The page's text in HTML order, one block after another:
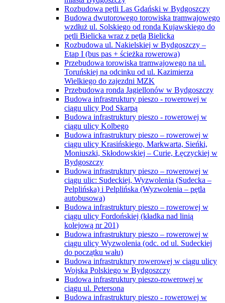
Rozbudowa pętli Las Gdański w Bydgoszczy
Budowa dwutorowego torowiska tramwajowego
wzdłuż ul. Solskiego od ronda Kujawskiego do
pętli Bielicka wraz z pętlą Bielicka
Rozbudowa ul. Nakielskiej w Bydgoszczy –
Etap I (bus pas + ścieżka rowerowa)
Przebudowa torowiska tramwajowego na ul.
Toruńskiej na odcinku od ul. Kazimierza
Wielkiego do zajezdni MZK
Przebudowa ronda Jagiellonów w Bydgoszczy
Budowa infrastruktury pieszo - rowerowej w
ciągu ulicy Pod Skarpą
Budowa infrastruktury pieszo - rowerowej w
ciągu ulicy Kolbego
Budowa infrastruktury pieszo – rowerowej w
ciągu ulicy Krasińskiego, Markwarta, Sieńki,
Moniuszki, Skłodowskiej – Curie, Łęczyckiej w
Bydgoszczy
Budowa infrastruktury pieszo – rowerowej w
ciągu ulic: Sudeckiej, Wyzwolenia (Sudecka –
Pelplińska) i Pelplińska (Wyzwolenia – pętla
autobusowa)
Budowa infrastruktury pieszo – rowerowej w
ciągu ulicy Fordońskiej (kładka nad linią
kolejową nr 201)
Budowa infrastruktury pieszo – rowerowej w
ciągu ulicy Wyzwolenia (odc. od ul. Sudeckiej
do początku wału)
Budowa infrastruktury rowerowej w ciągu ulicy
Wojska Polskiego w Bydgoszczy
Budowa infrastruktury pieszo-rowerowej w
ciągu ul. Petersona
Budowa infrastruktury pieszo - rowerowej w